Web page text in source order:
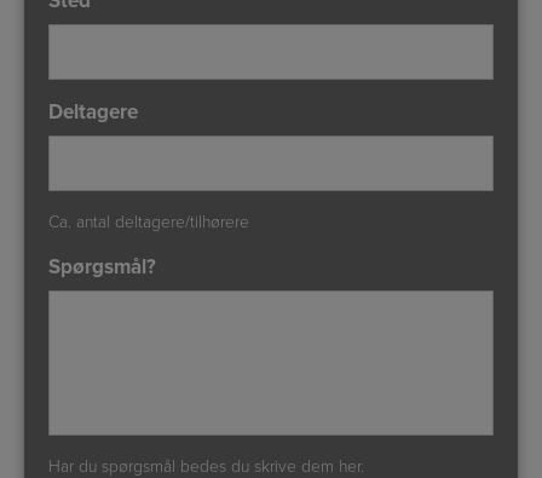
Deltagere
Ca. antal deltagere/tilhørere
Spørgsmål?
Har du spørgsmål bedes du skrive dem her.